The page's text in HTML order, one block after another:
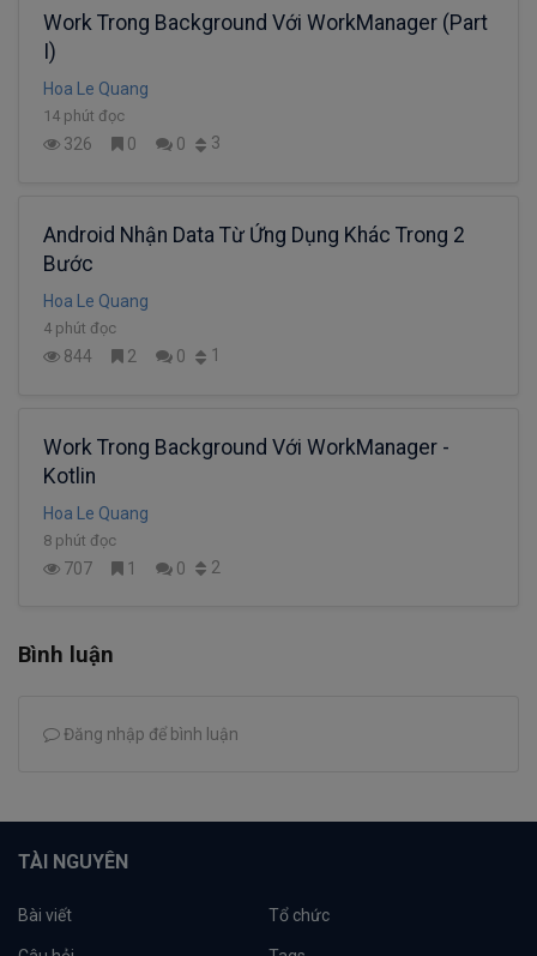
Work Trong Background Với WorkManager (Part
I)
Hoa Le Quang
14 phút đọc
326 0 0 3
Android Nhận Data Từ Ứng Dụng Khác Trong 2
Bước
Hoa Le Quang
4 phút đọc
844 2 0 1
Work Trong Background Với WorkManager -
Kotlin
Hoa Le Quang
8 phút đọc
707 1 0 2
Bình luận
Đăng nhập để bình luận
TÀI NGUYÊN
Bài viết Tổ chức